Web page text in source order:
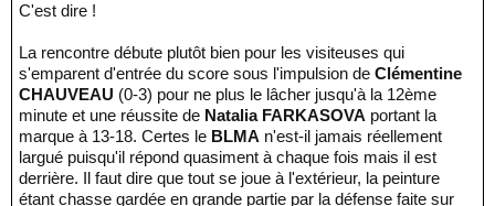
C'est dire !
La rencontre débute plutôt bien pour les visiteuses qui
s'emparent d'entrée du score sous l'impulsion de Clémentine
CHAUVEAU (0-3) pour ne plus le lâcher jusqu'à la 12ème
minute et une réussite de Natalia FARKASOVA portant la
marque à 13-18. Certes le BLMA n'est-il jamais réellement
largué puisqu'il répond quasiment à chaque fois mais il est
derrière. Il faut dire que tout se joue à l'extérieur, la peinture
étant chasse gardée en grande partie par la défense faite sur